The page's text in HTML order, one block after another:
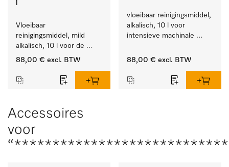
Vloeibaar
reinigingsmiddel, mild
alkalisch, 10 l voor de
reiniging van lichte
bestek en glazen.
88,00 € excl. BTW
vloeibaar reinigingsmiddel,
alkalisch, 10 l voor
intensieve machinale
laboratoriumglaswerk en -
88,00 € excl. BTW
Accessoires
voor